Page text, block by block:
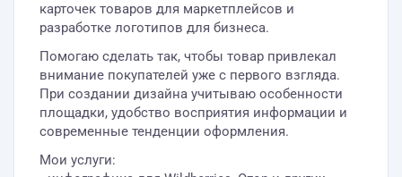
карточек товаров для маркетплейсов и
разработке логотипов для бизнеса.
Помогаю сделать так, чтобы товар привлекал
внимание покупателей уже с первого взгляда.
При создании дизайна учитываю особенности
площадки, удобство восприятия информации и
современные тенденции оформления.
Мои услуги: